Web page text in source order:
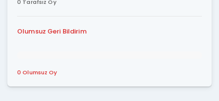
0 Tarafsız Oy
Olumsuz Geri Bildirim
0 Olumsuz Oy